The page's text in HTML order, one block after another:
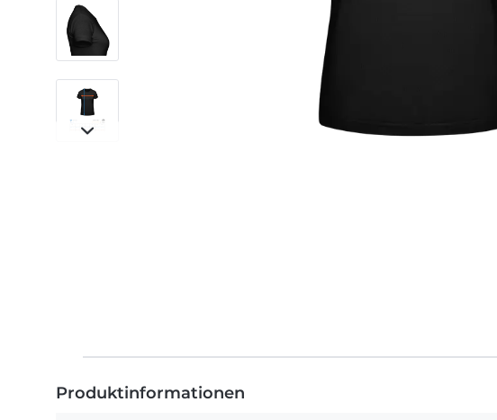
Produktinformationen